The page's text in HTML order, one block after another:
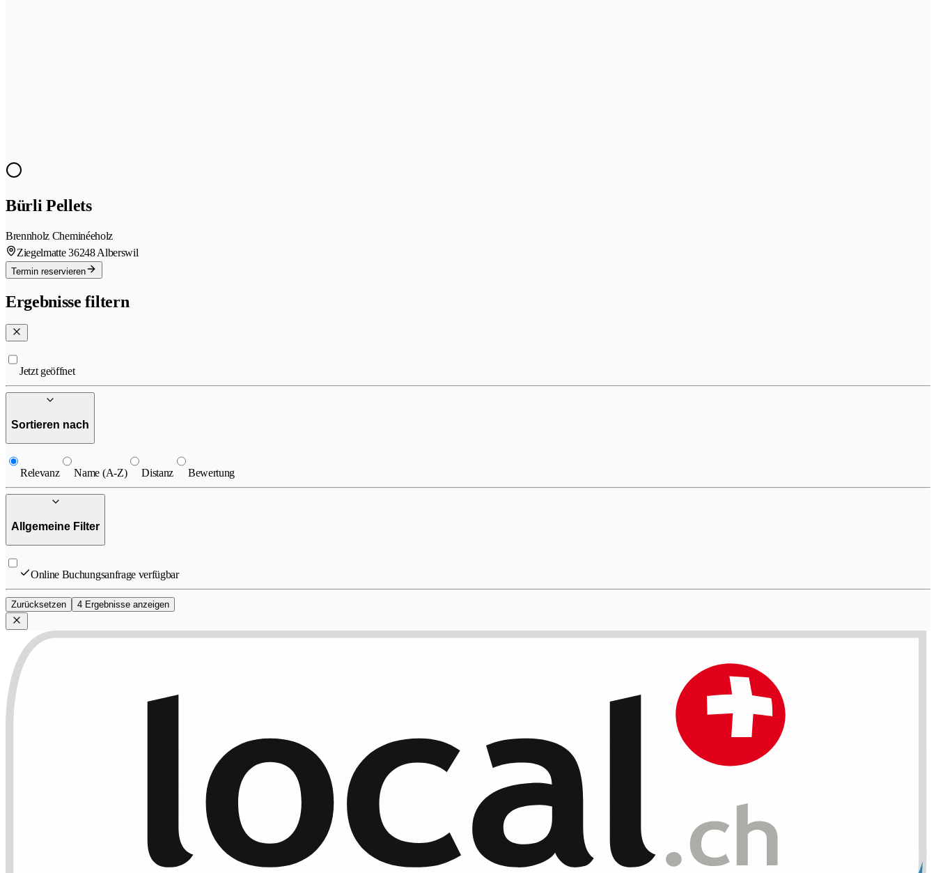
Bürli Pellets
Brennholz Cheminéeholz
Ziegelmatte 36248 Alberswil
Termin reservieren
Ergebnisse filtern
Jetzt geöffnet
Sortieren nach
Relevanz Name (A-Z) Distanz Bewertung
Allgemeine Filter
Online Buchungsanfrage verfügbar
Zurücksetzen 4 Ergebnisse anzeigen